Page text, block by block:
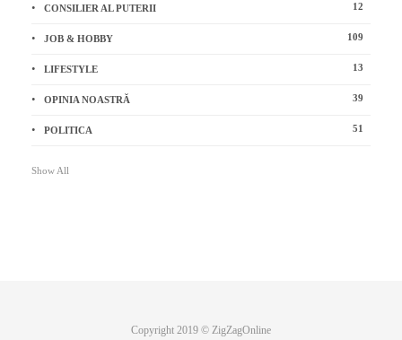
CONSILIER AL PUTERII 12
JOB & HOBBY 109
LIFESTYLE 13
OPINIA NOASTRĂ 39
POLITICA 51
Show All
Copyright 2019 © ZigZagOnline